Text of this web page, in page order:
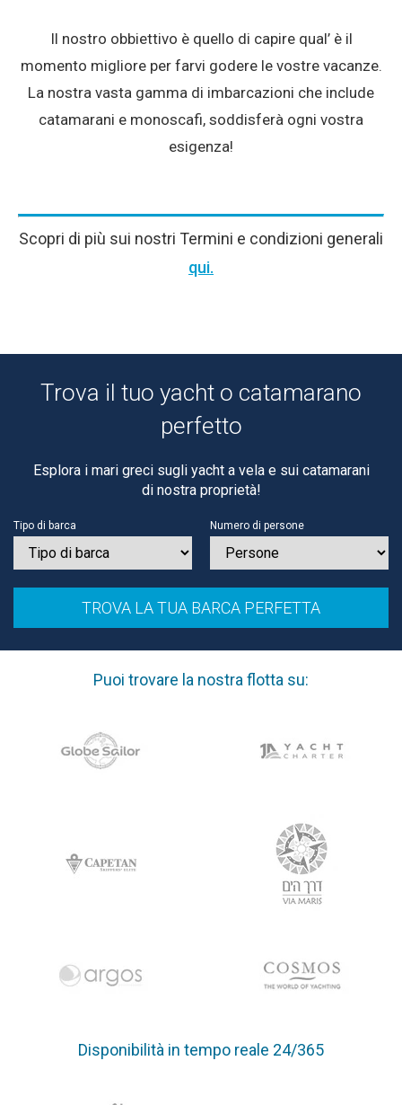
Il nostro obbiettivo è quello di capire qual’ è il
momento migliore per farvi godere le vostre vacanze.
La nostra vasta gamma di imbarcazioni che include
catamarani e monoscafi, soddisferà ogni vostra
esigenza!
Scopri di più sui nostri Termini e condizioni generali
qui.
Trova il tuo yacht o catamarano
perfetto
Esplora i mari greci sugli yacht a vela e sui catamarani
di nostra proprietà!
Tipo di barca Numero di persone
Puoi trovare la nostra flotta su:
Disponibilità in tempo reale 24/365